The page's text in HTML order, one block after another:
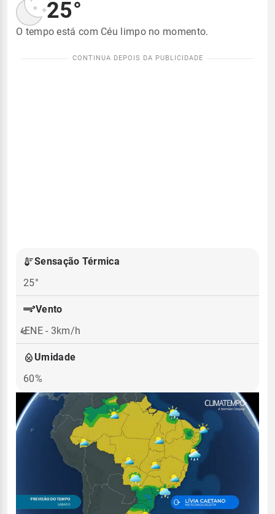
25°
O tempo está com Céu limpo no momento.
Sensação Térmica
25°
Vento
ENE - 3km/h
Umidade
60%